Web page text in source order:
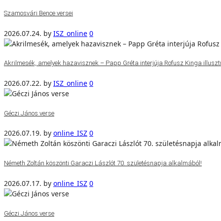
Szamosvári Bence versei
2026.07.24. by ISZ_online 0
Akrilmesék, amelyek hazavisznek – Papp Gréta interjúja Rofusz Kinga
2026.07.22. by ISZ_online 0
Géczi János verse
2026.07.19. by online_ISZ 0
Németh Zoltán köszönti Garaczi Lászlót 70. születésnapja alkalmából!
2026.07.17. by online_ISZ 0
Géczi János verse